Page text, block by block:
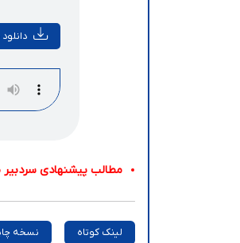
مطالب پیشنهادی
لینک کوتاه نسخه